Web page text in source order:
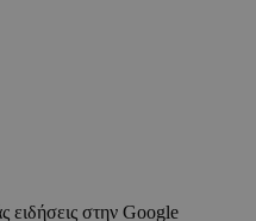
ειδήσεις στην Google